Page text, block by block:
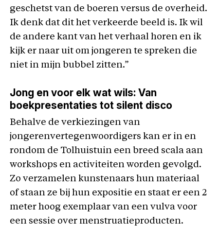
geschetst van de boeren versus de overheid.
Ik denk dat dit het verkeerde beeld is. Ik wil
de andere kant van het verhaal horen en ik
kijk er naar uit om jongeren te spreken die
niet in mijn bubbel zitten.”
Jong en voor elk wat wils: Van
boekpresentaties tot silent disco
Behalve de verkiezingen van
jongerenvertegenwoordigers kan er in en
rondom de Tolhuistuin een breed scala aan
workshops en activiteiten worden gevolgd.
Zo verzamelen kunstenaars hun materiaal
of staan ze bij hun expositie en staat er een 2
meter hoog exemplaar van een vulva voor
een sessie over menstruatieproducten.